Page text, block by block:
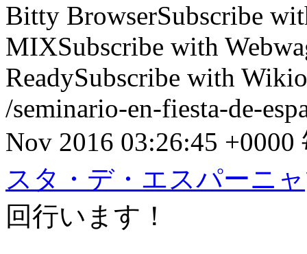
Bitty BrowserSubscribe
MIXSubscribe with
ReadySubscribe with Wikio
/seminario-en-fiesta-de-
Nov 2016 03:26:45 +0000
スタ・デ・エスパーニャ
回行います！